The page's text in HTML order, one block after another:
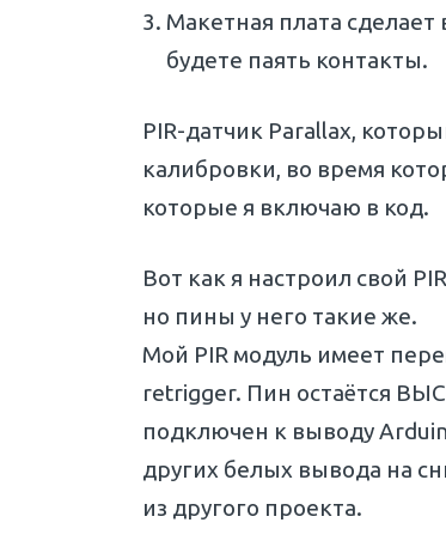
Макетная плата
будете паять контакты.
PIR-датчик Parallax,
калибровки, во время
которые я включаю в код.
Вот как я настроил свой
но пины у него такие же.
Мой PIR модуль имеет
retrigger. Пин остаётся
подключен к выводу
других белых вывода на
из другого проекта.